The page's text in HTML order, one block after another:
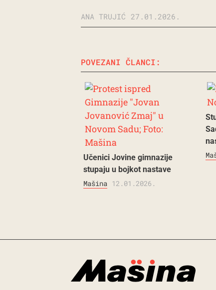
ANA TRUJIĆ 27.01.2026.
POVEZANI ČLANCI:
Učenici Jovine gimnazije
stupaju u bojkot nastave
Mašina 12.01.2026.